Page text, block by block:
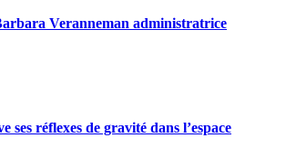
Veranneman administratrice
ses réflexes de gravité dans l’espace